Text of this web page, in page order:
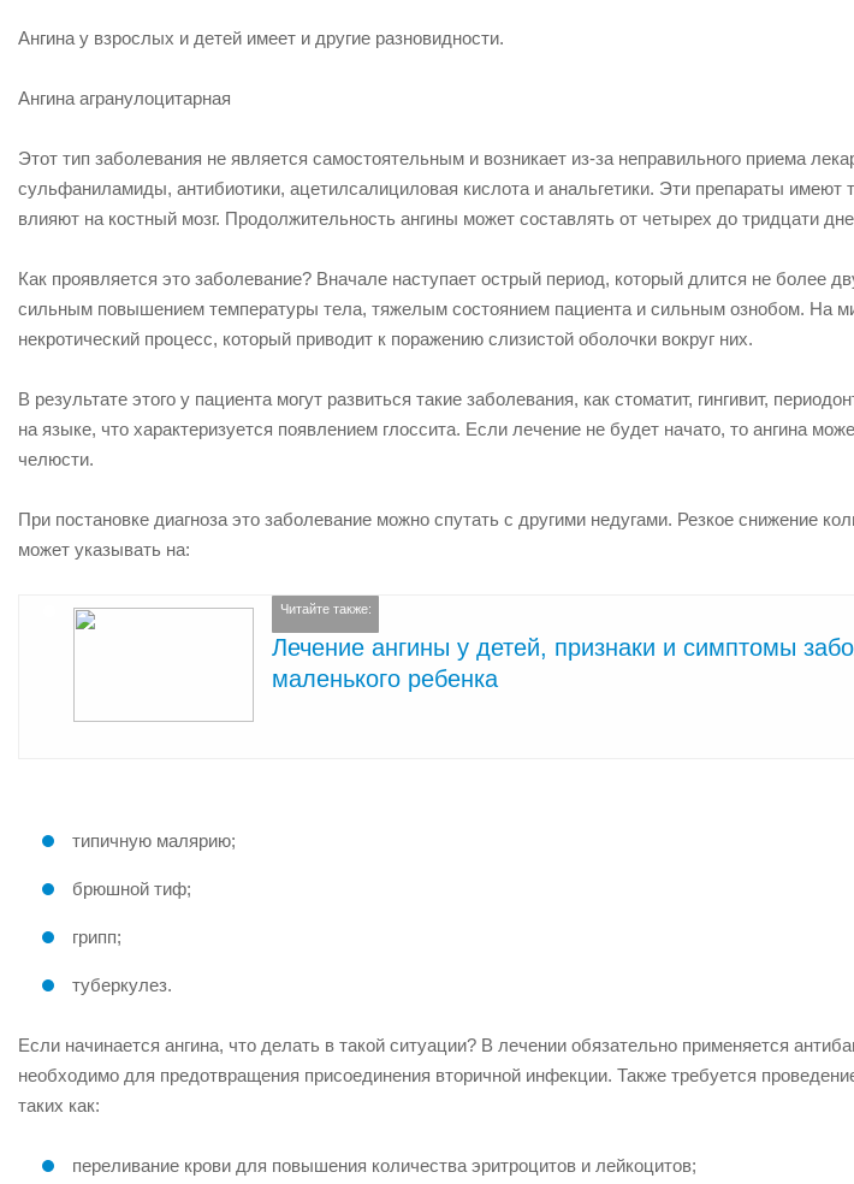
Ангина у взрослых и детей имеет и другие разновидности.
Ангина агранулоцитарная
Этот тип заболевания не является самостоятельным и возникает из-за неправильного приема
сульфаниламиды, антибиотики, ацетилсалициловая кислота и анальгетики. Эти препараты имеют
влияют на костный мозг. Продолжительность ангины может составлять от четырех до тридцати
Как проявляется это заболевание? Вначале наступает острый период, который длится не более
сильным повышением температуры тела, тяжелым состоянием пациента и сильным ознобом. На
некротический процесс, который приводит к поражению слизистой оболочки вокруг них.
В результате этого у пациента могут развиться такие заболевания, как стоматит, гингивит,
на языке, что характеризуется появлением глоссита. Если лечение не будет начато, то ангина
челюсти.
При постановке диагноза это заболевание можно спутать с другими недугами. Резкое снижение
может указывать на:
Читайте также:
Лечение ангины у детей, признаки и симптомы
маленького ребенка
типичную малярию;
брюшной тиф;
грипп;
туберкулез.
Если начинается ангина, что делать в такой ситуации? В лечении обязательно применяется
необходимо для предотвращения присоединения вторичной инфекции. Также требуется
таких как:
переливание крови для повышения количества эритроцитов и лейкоцитов;